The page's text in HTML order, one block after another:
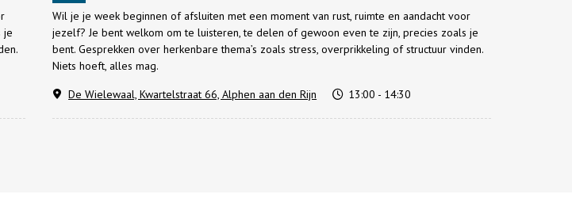
je
Wil je je week beginnen of afsluiten met een moment van rust, ruimte en aandacht voor
jezelf? Je bent welkom om te luisteren, te delen of gewoon even te zijn, precies zoals je
bent. Gesprekken over herkenbare thema’s zoals stress, overprikkeling of structuur vinden.
Niets hoeft, alles mag.
De Wielewaal, Kwartelstraat 66, Alphen aan den Rijn
13:00 - 14:30